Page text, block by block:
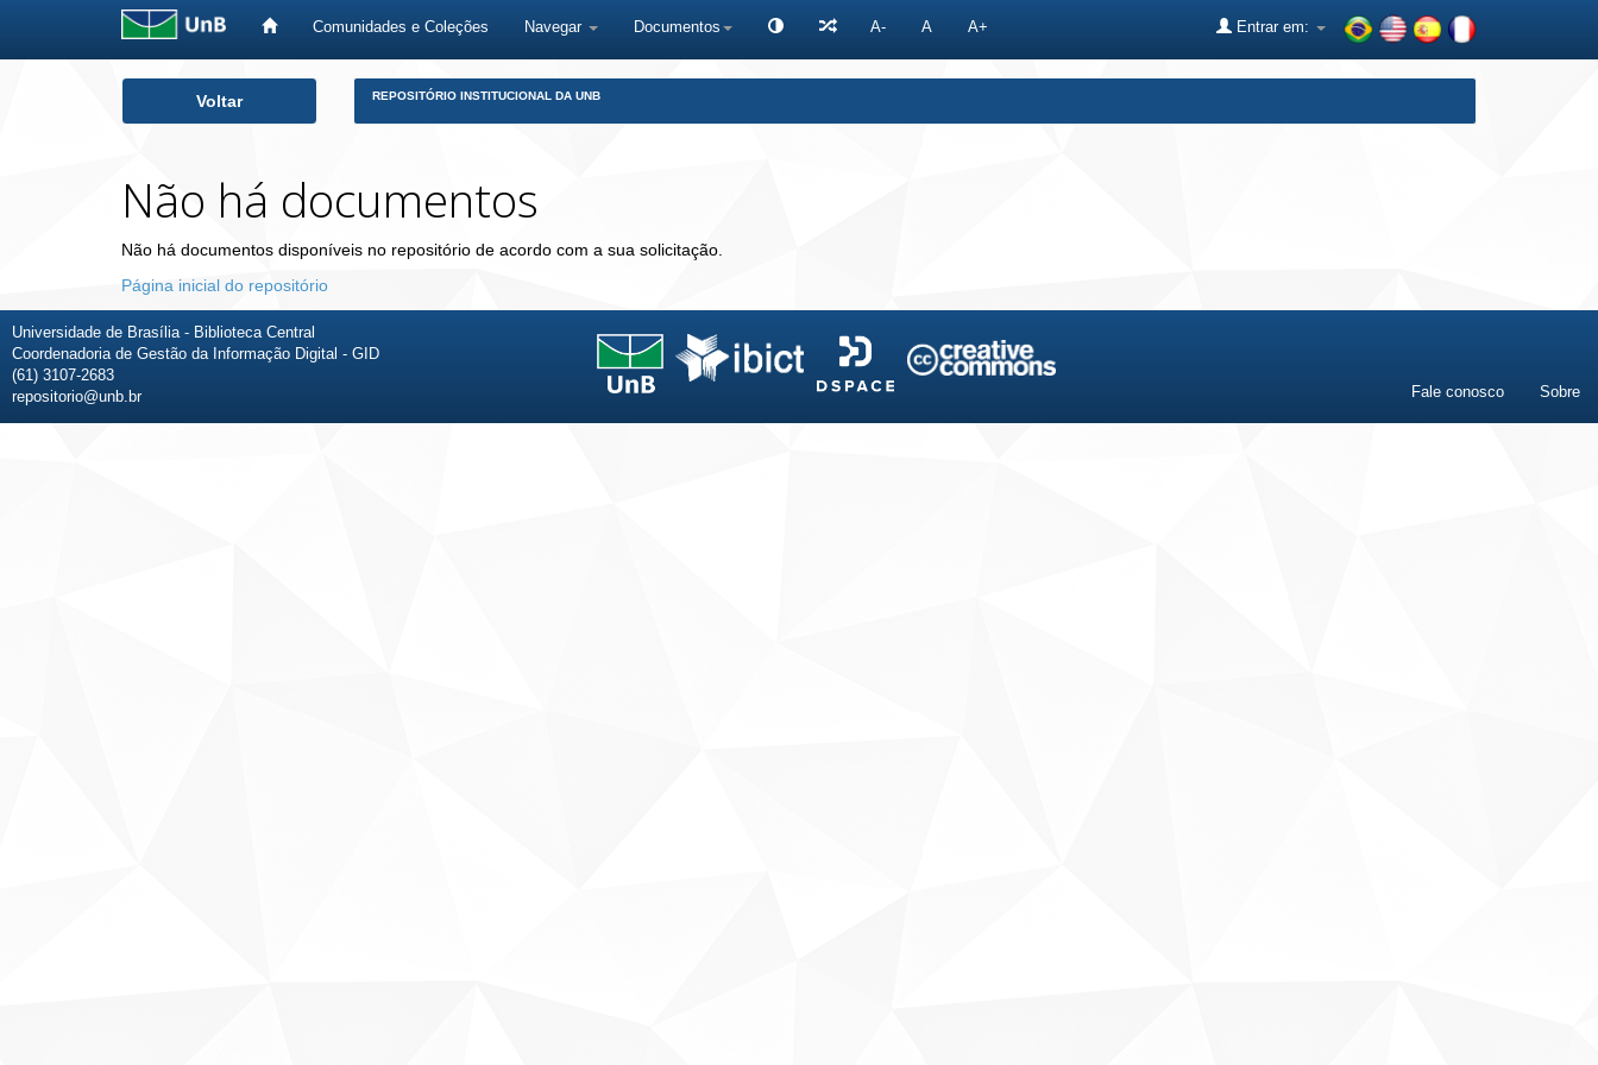
Comunidades e Coleções Navegar Documentos A- A A+ Entrar em:
Voltar REPOSITÓRIO INSTITUCIONAL DA UNB
Não há documentos
Não há documentos disponíveis no repositório de acordo com a sua solicitação.
Página inicial do repositório
Universidade de Brasília - Biblioteca Central
Coordenadoria de Gestão da Informação Digital - GID
(61) 3107-2683
repositorio@unb.br
Fale conosco Sobre